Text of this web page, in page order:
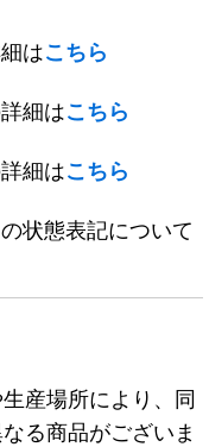
はこちら
細はこちら
細はこちら
状態表記について
産場所により、同
る商品がございま